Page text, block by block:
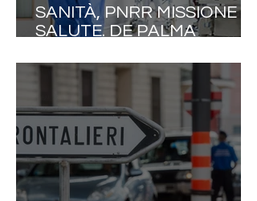
SANITÀ, PNRR MISSIONE
SALUTE. DE PALMA
PASTICCIO CERTIFICATO
DAI NUMERI DELLA CORTE
DEI CONTI. SOLO IL 3,8%
DELLE STRUTTURE È
OPERATIVO»